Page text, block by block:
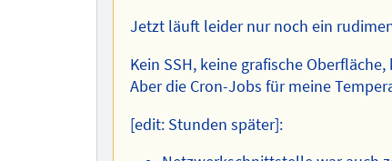
Jetzt läuft leider nur noch ein
Kein SSH, keine grafische Oberfläche,
Aber die Cron-Jobs für meine
[edit: Stunden später]: